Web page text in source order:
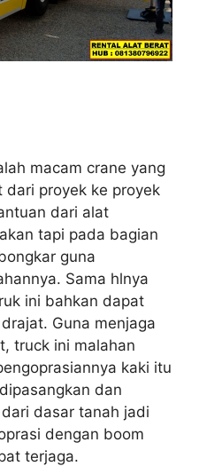
macam crane yang
proyek ke proyek
dari alat
tapi pada bagian
guna
Sama hlnya
ini bahkan dapat
Guna menjaga
truck ini malahan
kaki itu
dan
dasar tanah jadi
dengan boom
terjaga.